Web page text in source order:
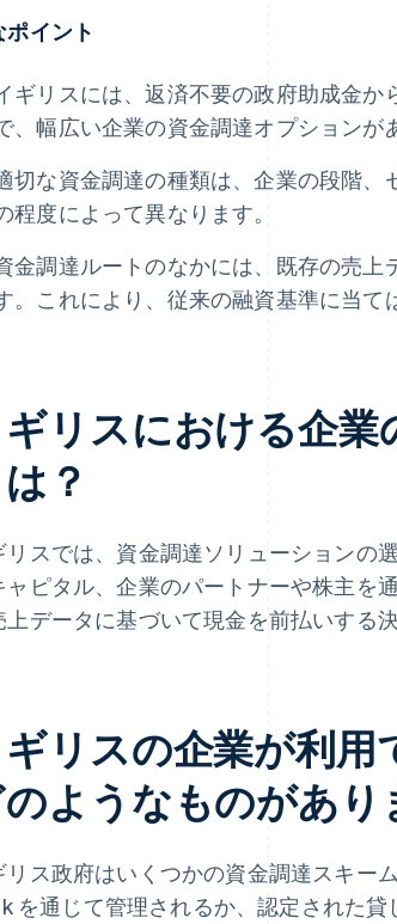
ポイント
ギリスには、返済不要の政府助成金か
、幅広い企業の資金調達オプションが
切な資金調達の種類は、企業の段階
程度によって異なります。
金調達ルートのなかには、既存の売上
。これにより、従来の融資基準に当て
リスにおける企業
？
リスでは、資金調達ソリューションの
ャピタル、企業のパートナーや株主を
上データに基づいて現金を前払いする
リスの企業が利用
ようなものがあり
リス政府はいくつかの資金調達スキー
を通じて管理されるか、認定された